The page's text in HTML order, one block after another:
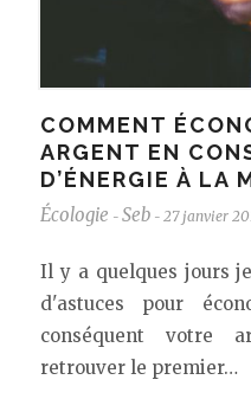
COMMENT
ARGENT EN
D’ÉNERGIE À LA
Écologie - Seb - 27 janvier
Il y a quelques jours
d'astuces pour
conséquent votre
retrouver le premier…